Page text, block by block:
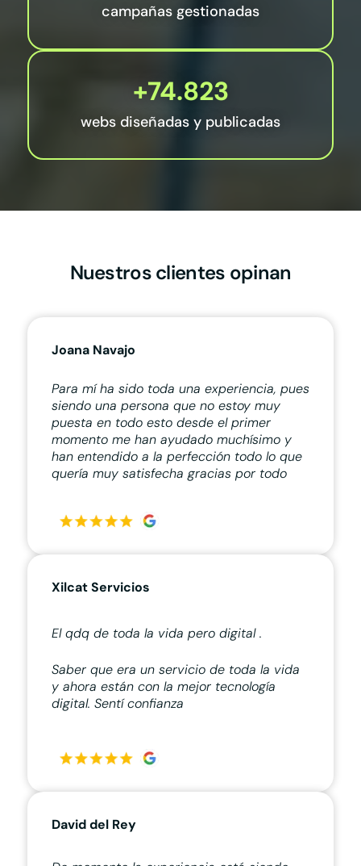
campañas gestionadas
+74.823
webs diseñadas y publicadas
Nuestros clientes opinan
Joana Navajo
Para mí ha sido toda una experiencia, pues
siendo una persona que no estoy muy
puesta en todo esto desde el primer
momento me han ayudado muchísimo y
han entendido a la perfección todo lo que
quería muy satisfecha gracias por todo
Xilcat Servicios
El qdq de toda la vida pero digital .
Saber que era un servicio de toda la vida
y ahora están con la mejor tecnología
digital. Sentí confianza
David del Rey